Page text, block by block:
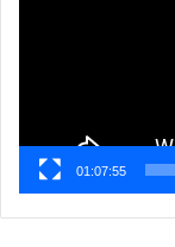
01:07:55